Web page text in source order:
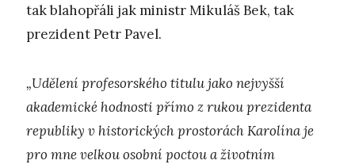
tak blahopřáli jak ministr Mikuláš Bek, tak
prezident Petr Pavel.
„Udělení profesorského titulu jako nejvyšší
akademické hodnosti přímo z rukou prezidenta
republiky v historických prostorách Karolína je
pro mne velkou osobní poctou a životním